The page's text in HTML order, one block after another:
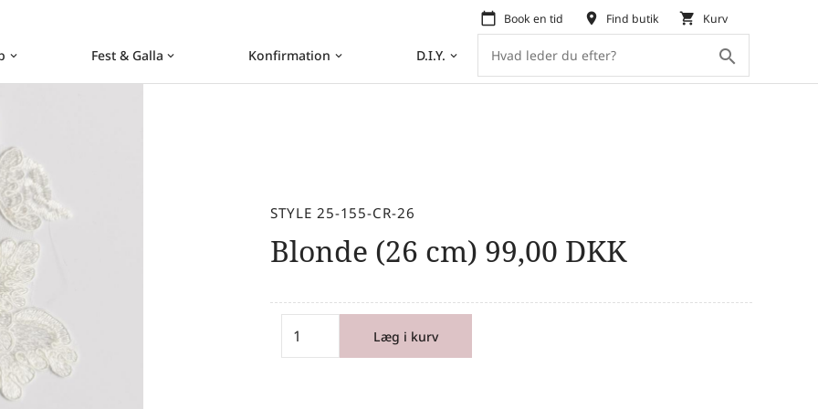
keyboard_arrow_down Fest & Galla keyboard_arrow_down Konfirmation keyboard_arrow_down D.I.Y. keyboard_arrow_down search
calendar_today Book en tid place Find butik shopping_cart Kurv
STYLE 25-155-CR-26
Blonde (26 cm) 99,00 DKK
Læg i kurv